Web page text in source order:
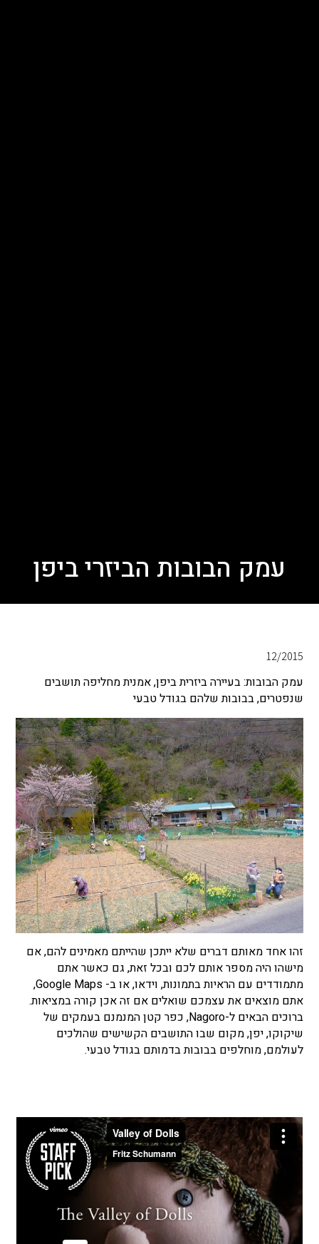
עמק הבובות הביזרי ביפן
12/2015
עמק הבובות: בעיירה ביזרית ביפן, אמנית מחליפה תושבים
שנפטרים, בבובות שלהם בגודל טבעי
זהו אחד מאותם דברים שלא ייתכן שהייתם מאמינים להם, אם
מישהו היה מספר אותם לכם ובכל זאת, גם כאשר אתם
מתמודדים עם הראיות בתמונות, וידאו, או ב- Google Maps,
אתם מוצאים את עצמכם שואלים אם זה אכן קורה במציאות.
ברוכים הבאים ל-Nagoro, כפר קטן המנמנם בעמקים של
שיקוקו, יפן, מקום שבו התושבים הקשישים שהולכים
לעולמם, מוחלפים בבובות בדמותם בגודל טבעי.